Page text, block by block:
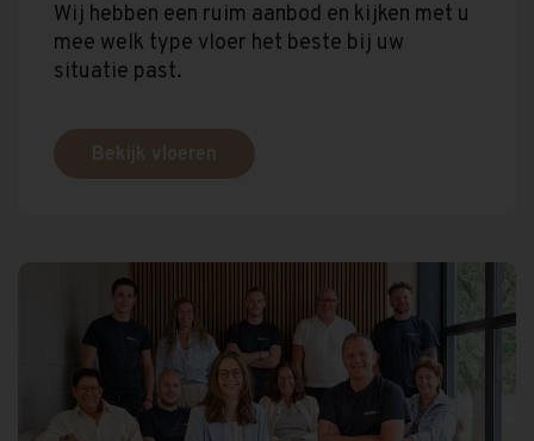
Wij hebben een ruim aanbod en kijken met u
mee welk type vloer het beste bij uw
situatie past.
Bekijk vloeren